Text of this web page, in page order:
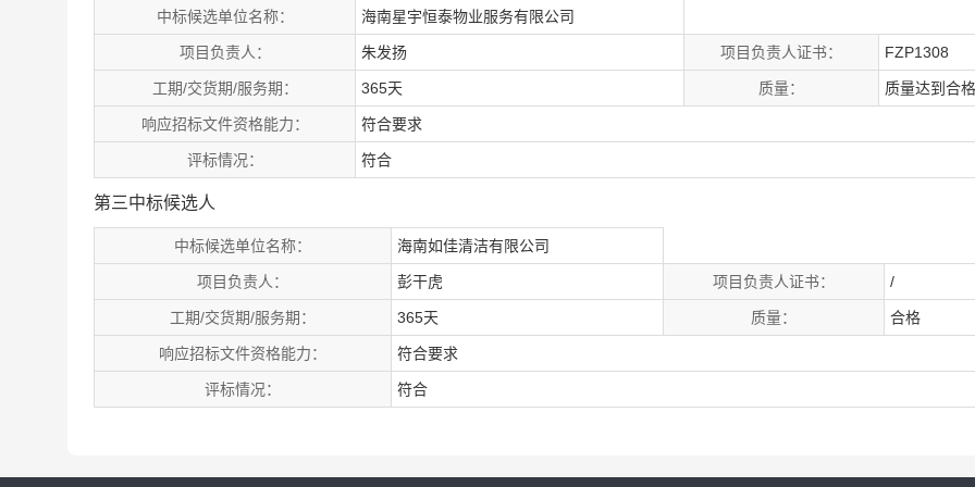
中标候选单位名称： 海南星宇恒泰物业服务有限公司
项目负责人： 朱发扬 项目负责人证书： FZP1308
工期/交货期/服务期： 365天 质量： 质量达到合格
响应招标文件资格能力： 符合要求
评标情况： 符合
第三中标候选人
中标候选单位名称： 海南如佳清洁有限公司
项目负责人： 彭干虎 项目负责人证书： /
工期/交货期/服务期： 365天 质量： 合格
响应招标文件资格能力： 符合要求
评标情况： 符合